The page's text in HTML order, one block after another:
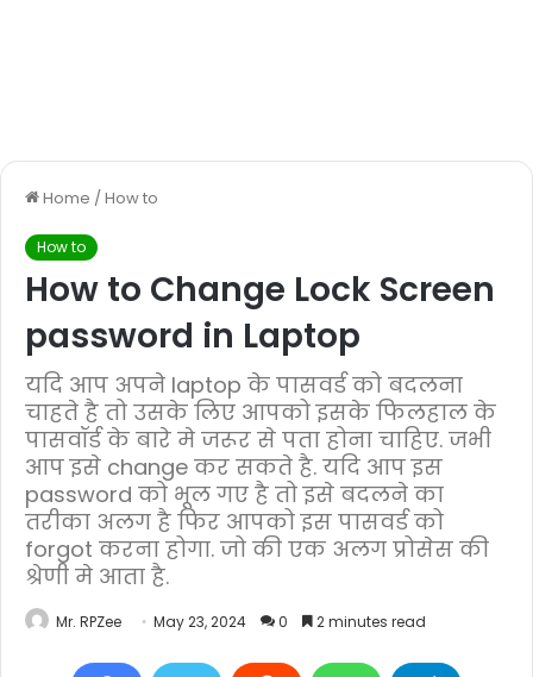
Home /How to
How to
How to Change Lock Screen
password in Laptop
यदि आप अपने laptop के पासवर्ड को बदलना
चाहते है तो उसके लिए आपको इसके फिलहाल के
पासवॉर्ड के बारे मे जरूर से पता होना चाहिए. जभी
आप इसे change कर सकते है. यदि आप इस
password को भूल गए है तो इसे बदलने का
तरीका अलग है फिर आपको इस पासवर्ड को
forgot करना होगा. जो की एक अलग प्रोसेस की
श्रेणी मे आता है.
Mr. RPZee May 23, 2024 0 2 minutes read